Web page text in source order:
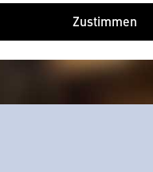
Zustimmen